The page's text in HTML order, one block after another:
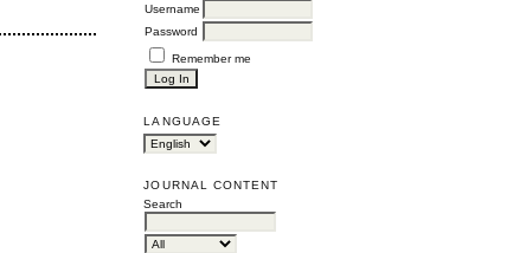
Username
Password
Remember me
LANGUAGE
JOURNAL CONTENT
Search